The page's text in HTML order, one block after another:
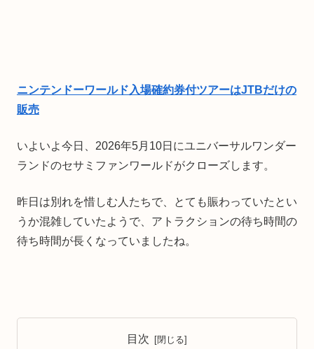
ニンテンドーワールド入場確約券付ツアーはJTBだけの
販売
いよいよ今日、2026年5月10日にユニバーサルワンダー
ランドのセサミファンワールドがクローズします。
昨日は別れを惜しむ人たちで、とても賑わっていたとい
うか混雑していたようで、アトラクションの待ち時間の
待ち時間が長くなっていましたね。
目次